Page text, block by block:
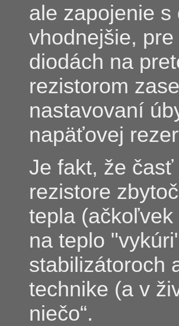
ale zapojenie
vhodnejšie,
diodách na
rezistorom
nastavovaní
napäťovej
Je fakt, že
rezistore
tepla
na teplo
stabilizátoroch
technike (a v
niečo“.